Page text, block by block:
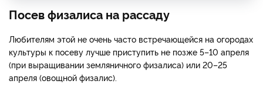
Посев физалиса на рассаду
Любителям этой не очень часто встречающейся на огородах
культуры к посеву лучше приступить не позже 5–10 апреля
(при выращивании земляничного физалиса) или 20–25
апреля (овощной физалис).